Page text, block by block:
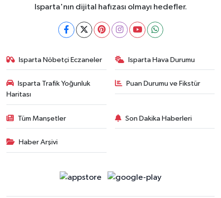
Isparta'nın dijital hafızası olmayı hedefler.
Isparta Nöbetçi Eczaneler Isparta Hava Durumu
Isparta Trafik Yoğunluk
Haritası
Puan Durumu ve Fikstür
Tüm Manşetler Son Dakika Haberleri
Haber Arşivi